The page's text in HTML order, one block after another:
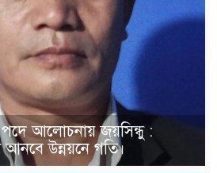
আলোচনায় জয়সিন্ধু :
উন্নয়নে গতি।